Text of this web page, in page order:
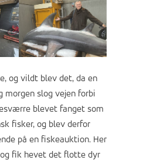
og vildt blev det, da en
morgen slog vejen forbi
blevet fanget som
fisker, og blev derfor
på en fiskeauktion. Her
fik hevet det flotte dyr